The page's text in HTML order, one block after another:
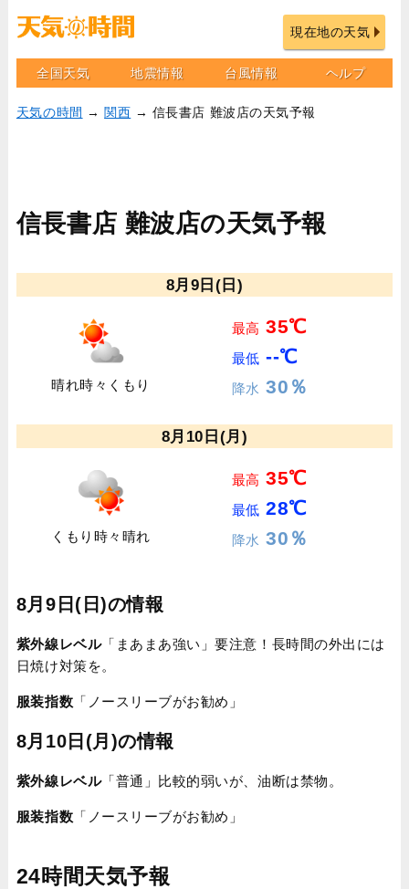
現在地の天気
全国天気 地震情報 台風情報 ヘルプ
天気の時間 → 関西 → 信長書店 難波店の天気予報
信長書店 難波店の天気予報
8月9日(日)
晴れ時々くもり
最高 35℃
最低 --℃
降水 30％
8月10日(月)
くもり時々晴れ
最高 35℃
最低 28℃
降水 30％
8月9日(日)の情報
紫外線レベル「まあまあ強い」要注意！長時間の外出には
日焼け対策を。
服装指数 「ノースリーブがお勧め」
8月10日(月)の情報
紫外線レベル「普通」比較的弱いが、油断は禁物。
服装指数 「ノースリーブがお勧め」
24時間天気予報